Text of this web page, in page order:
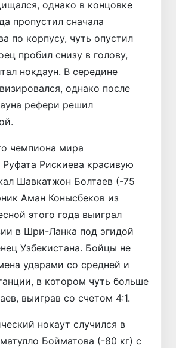
однако в концовке
пропустил сначала
по корпусу, чуть опустил
пробил снизу в голову,
нокдаун. В середине
однако после
рефери решил
чемпиона мира
Руфата Рискиева красивую
Шавкатжон Болтаев (-75
Аман Конысбеков из
этого года выиграл
в Шри-Ланка под эгидой
Узбекистана. Бойцы не
ударами со средней и
в котором чуть больше
выиграв со счетом 4:1.
нокаут случился в
Бойматова (-80 кг) с